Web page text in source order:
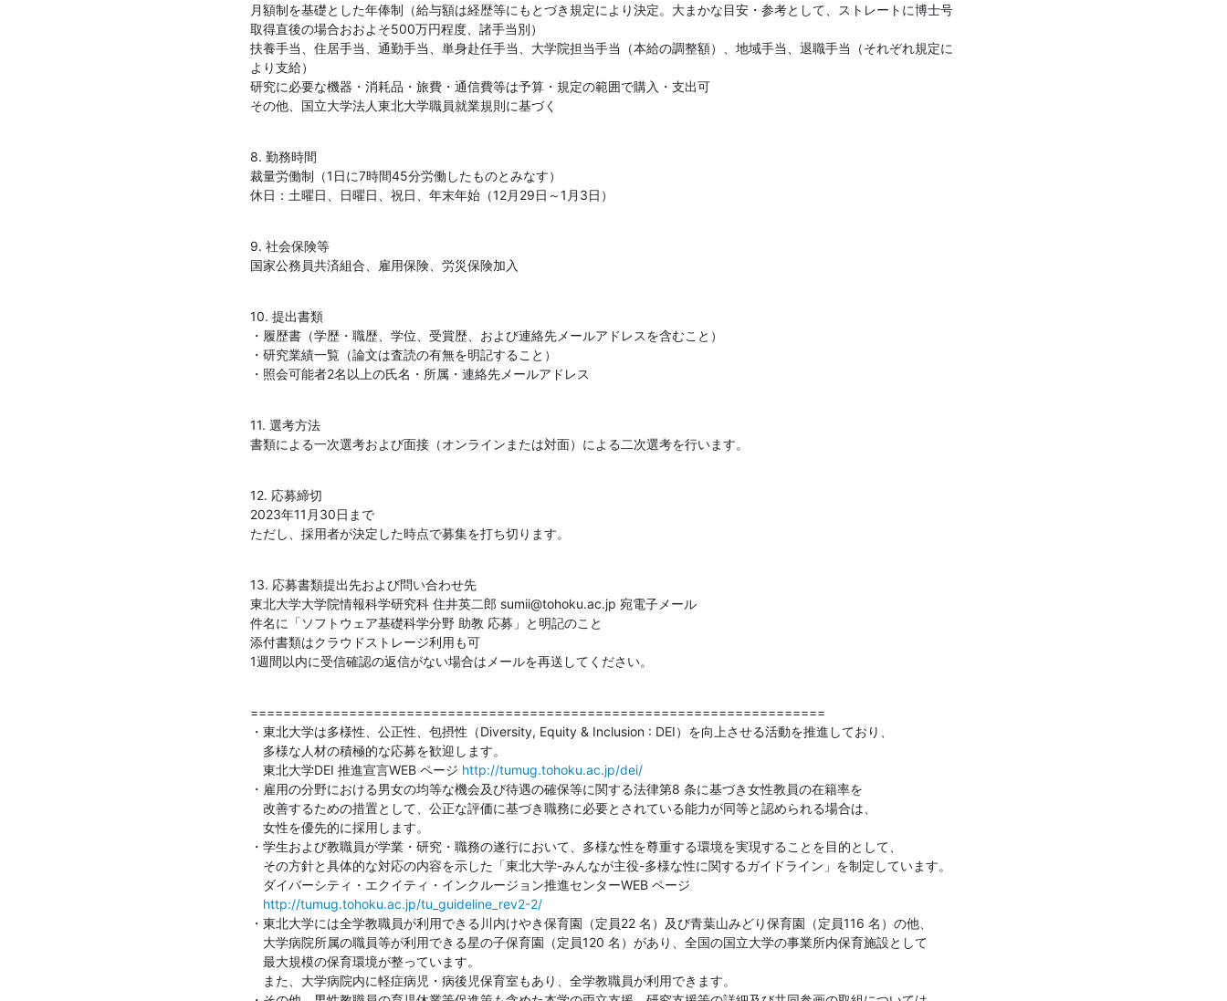
月額制を基礎とした年俸制（給与額は経歴等にもとづき規定により決定。大まかな目安・参考として、ストレートに博士号
取得直後の場合おおよそ500万円程度、諸手当別）
扶養手当、住居手当、通勤手当、単身赴任手当、大学院担当手当（本給の調整額）、地域手当、退職手当（それぞれ規定に
より支給）
研究に必要な機器・消耗品・旅費・通信費等は予算・規定の範囲で購入・支出可
その他、国立大学法人東北大学職員就業規則に基づく
8. 勤務時間
裁量労働制（1日に7時間45分労働したものとみなす）
休日：土曜日、日曜日、祝日、年末年始（12月29日～1月3日）
9. 社会保険等
国家公務員共済組合、雇用保険、労災保険加入
10. 提出書類
・履歴書（学歴・職歴、学位、受賞歴、および連絡先メールアドレスを含むこと）
・研究業績一覧（論文は査読の有無を明記すること）
・照会可能者2名以上の氏名・所属・連絡先メールアドレス
11. 選考方法
書類による一次選考および面接（オンラインまたは対面）による二次選考を行います。
12. 応募締切
2023年11月30日まで
ただし、採用者が決定した時点で募集を打ち切ります。
13. 応募書類提出先および問い合わせ先
東北大学大学院情報科学研究科 住井英二郎 sumii@tohoku.ac.jp 宛電子メール
件名に「ソフトウェア基礎科学分野 助教 応募」と明記のこと
添付書類はクラウドストレージ利用も可
1週間以内に受信確認の返信がない場合はメールを再送してください。
======================================================================
・東北大学は多様性、公正性、包摂性（Diversity, Equity & Inclusion : DEI）を向上させる活動を推進しており、
多様な人材の積極的な応募を歓迎します。
東北大学DEI 推進宣言WEB ページ http://tumug.tohoku.ac.jp/dei/
・雇用の分野における男女の均等な機会及び待遇の確保等に関する法律第8 条に基づき女性教員の在籍率を
改善するための措置として、公正な評価に基づき職務に必要とされている能力が同等と認められる場合は、
女性を優先的に採用します。
・学生および教職員が学業・研究・職務の遂行において、多様な性を尊重する環境を実現することを目的として、
その方針と具体的な対応の内容を示した「東北大学-みんなが主役-多様な性に関するガイドライン」を制定しています。
ダイバーシティ・エクイティ・インクルージョン推進センターWEB ページ
http://tumug.tohoku.ac.jp/tu_guideline_rev2-2/
・東北大学には全学教職員が利用できる川内けやき保育園（定員22 名）及び青葉山みどり保育園（定員116 名）の他、
大学病院所属の職員等が利用できる星の子保育園（定員120 名）があり、全国の国立大学の事業所内保育施設として
最大規模の保育環境が整っています。
また、大学病院内に軽症病児・病後児保育室もあり、全学教職員が利用できます。